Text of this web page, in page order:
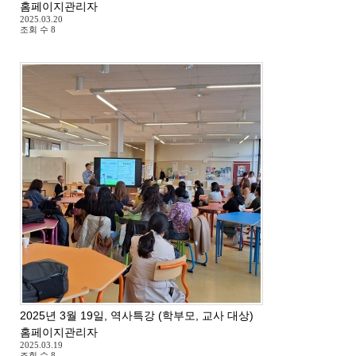
홈페이지관리자
2025.03.20
조회 수 8
2025년 3월 19일, 역사특강 (학부모, 교사 대상)
홈페이지관리자
2025.03.19